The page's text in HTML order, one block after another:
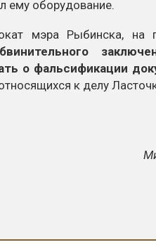
ему оборудование.
мэра Рыбинска, на
о фальсификации
к делу